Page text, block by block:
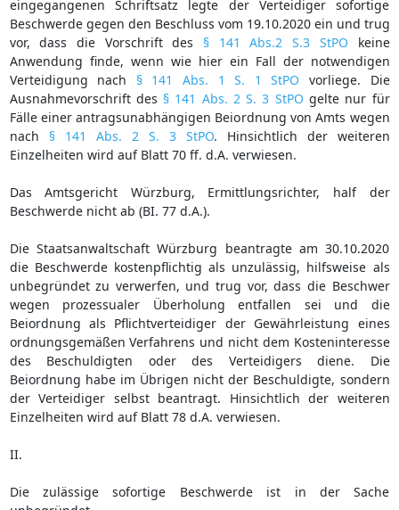
eingegangenen Schriftsatz legte der Verteidiger sofortige
Beschwerde gegen den Beschluss vom 19.10.2020 ein und trug
vor, dass die Vorschrift des § 141 Abs.2 S.3 StPO keine
Anwendung finde, wenn wie hier ein Fall der notwendigen
Verteidigung nach § 141 Abs. 1 S. 1 StPO vorliege. Die
Ausnahmevorschrift des § 141 Abs. 2 S. 3 StPO gelte nur für
Fälle einer antragsunabhängigen Beiordnung von Amts wegen
nach § 141 Abs. 2 S. 3 StPO. Hinsichtlich der weiteren
Einzelheiten wird auf Blatt 70 ff. d.A. verwiesen.
Das Amtsgericht Würzburg, Ermittlungsrichter, half der
Beschwerde nicht ab (BI. 77 d.A.).
Die Staatsanwaltschaft Würzburg beantragte am 30.10.2020
die Beschwerde kostenpflichtig als unzulässig, hilfsweise als
unbegründet zu verwerfen, und trug vor, dass die Beschwer
wegen prozessualer Überholung entfallen sei und die
Beiordnung als Pflichtverteidiger der Gewährleistung eines
ordnungsgemäßen Verfahrens und nicht dem Kosteninteresse
des Beschuldigten oder des Verteidigers diene. Die
Beiordnung habe im Übrigen nicht der Beschuldigte, sondern
der Verteidiger selbst beantragt. Hinsichtlich der weiteren
Einzelheiten wird auf Blatt 78 d.A. verwiesen.
II.
Die zulässige sofortige Beschwerde ist in der Sache